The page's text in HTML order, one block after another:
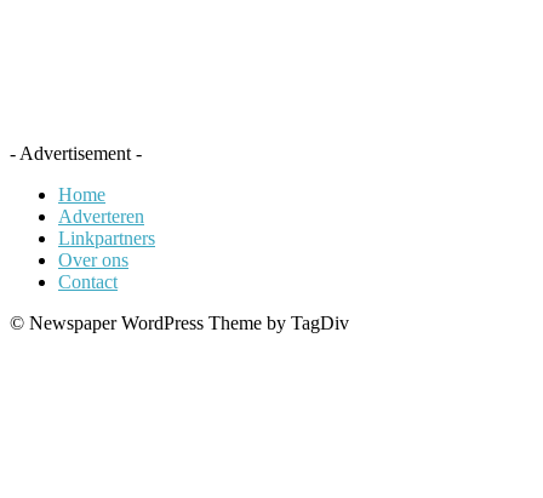
- Advertisement -
Home
Adverteren
Linkpartners
Over ons
Contact
© Newspaper WordPress Theme by TagDiv